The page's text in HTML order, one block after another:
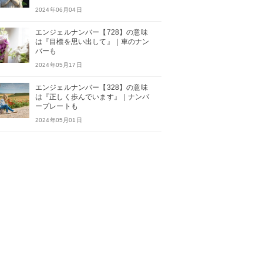
2024年06月04日
エンジェルナンバー【728】の意味
は『目標を思い出して』｜車のナン
バーも
2024年05月17日
エンジェルナンバー【328】の意味
は『正しく歩んでいます』｜ナンバ
ープレートも
2024年05月01日